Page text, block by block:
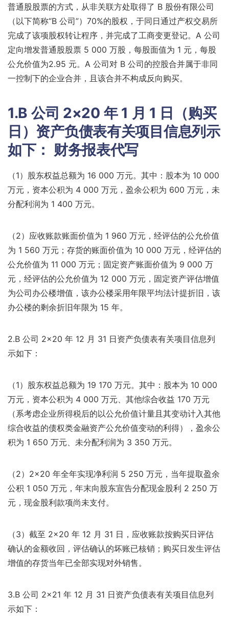
普通股股票的方式，从非关联方处取得了 B 股份有限公司
（以下简称“B 公司”）70%的股权，于同日通过产权交易所
完成了该项股权转让程序，并完成了工商变更登记。A 公司
定向增发普通股股票 5 000 万股，每股面值为 1 元，每股
公允价值为2.95 元。A 公司对 B 公司的控股合并属于非同
一控制下的企业合并，且该合并不构成反向购买。
1.B 公司 2×20 年 1 月 1 日（购买
日）资产负债表有关项目信息列示
如下： 财务报表代写
（1）股东权益总额为 16 000 万元。其中：股本为 10 000
万元，资本公积为 4 000 万元，盈余公积为 600 万元，未
分配利润为 1 400 万元。
（2）应收账款账面价值为 1 960 万元，经评估的公允价值
为 1 560 万元；存货的账面价值为 10 000 万元，经评估的
公允价值为 11 000 万元；固定资产账面价值为 9 000 万
元，经评估的公允价值为 12 000 万元，固定资产评估增值
为公司办公楼增值，该办公楼采用年限平均法计提折旧，该
办公楼的剩余折旧年限为 15 年。
2.B 公司 2×20 年 12 月 31 日资产负债表有关项目信息列
示如下：
（1）股东权益总额为 19 170 万元。其中：股本为 10 000
万元，资本公积为 4 000 万元、其他综合收益 170 万元
（系考虑企业所得税后的以公允价值计量且其变动计入其他
综合收益的债权类金融资产公允价值变动的利得），盈余公
积为 1 650 万元、未分配利润为 3 350 万元。
（2）2×20 年全年实现净利润 5 250 万元，当年提取盈余
公积 1 050 万元，年末向股东宣告分配现金股利 2 250 万
元，现金股利款项尚未支付。
（3）截至 2×20 年 12 月 31 日，应收账款按购买日评估
确认的金额收回，评估确认的坏账已核销；购买日发生评估
增值的存货当年已全部实现对外销售。
3.B 公司 2×21 年 12 月 31 日资产负债表有关项目信息列
示如下：